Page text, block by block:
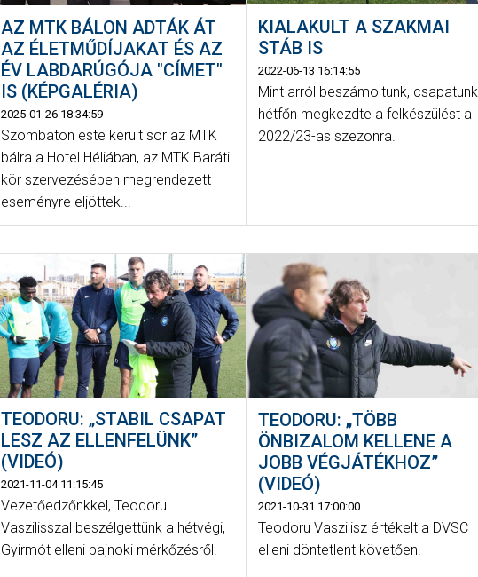
AZ MTK BÁLON ADTÁK ÁT
AZ ÉLETMŰDÍJAKAT ÉS AZ
ÉV LABDARÚGÓJA "CÍMET"
IS (KÉPGALÉRIA)
2025-01-26 18:34:59
Szombaton este került sor az MTK
bálra a Hotel Héliában, az MTK Baráti
kör szervezésében megrendezett
eseményre eljöttek...
KIALAKULT A SZAKMAI
STÁB IS
2022-06-13 16:14:55
Mint arról beszámoltunk, csapatunk
hétfőn megkezdte a felkészülést a
2022/23-as szezonra.
TEODORU: „STABIL CSAPAT
LESZ AZ ELLENFELÜNK”
(VIDEÓ)
2021-11-04 11:15:45
Vezetőedzőnkkel, Teodoru
Vaszilisszal beszélgettünk a hétvégi,
Gyirmót elleni bajnoki mérkőzésről.
TEODORU: „TÖBB
ÖNBIZALOM KELLENE A
JOBB VÉGJÁTÉKHOZ”
(VIDEÓ)
2021-10-31 17:00:00
Teodoru Vaszilisz értékelt a DVSC
elleni döntetlent követően.